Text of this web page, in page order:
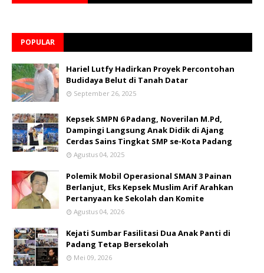
POPULAR
Hariel Lutfy Hadirkan Proyek Percontohan
Budidaya Belut di Tanah Datar
September 26, 2025
Kepsek SMPN 6 Padang, Noverilan M.Pd,
Dampingi Langsung Anak Didik di Ajang
Cerdas Sains Tingkat SMP se-Kota Padang
Agustus 04, 2025
Polemik Mobil Operasional SMAN 3 Painan
Berlanjut, Eks Kepsek Muslim Arif Arahkan
Pertanyaan ke Sekolah dan Komite
Agustus 04, 2026
Kejati Sumbar Fasilitasi Dua Anak Panti di
Padang Tetap Bersekolah
Mei 09, 2026